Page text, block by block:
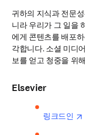
귀하의 지식과 전문
니라 우리가 그 일을
에게 콘텐츠를 배포
각합니다. 소셜 미디
보를 얻고 청중을 위
Elsevier
링크드인